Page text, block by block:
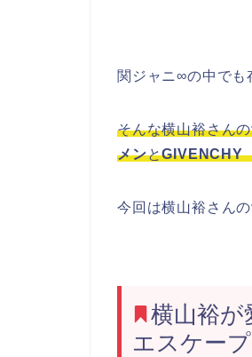
関ジャニ∞の中でも
そんな横山裕さん
メンとGIVENCHY
今回は横山裕さん
横山裕が
エスケー